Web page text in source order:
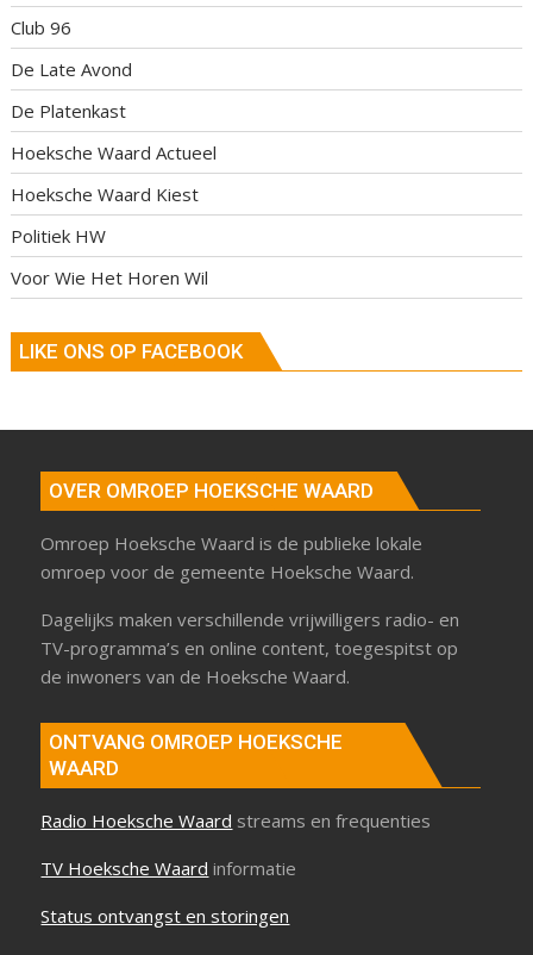
Club 96
De Late Avond
De Platenkast
Hoeksche Waard Actueel
Hoeksche Waard Kiest
Politiek HW
Voor Wie Het Horen Wil
LIKE ONS OP FACEBOOK
OVER OMROEP HOEKSCHE WAARD
Omroep Hoeksche Waard is de publieke lokale
omroep voor de gemeente Hoeksche Waard.
Dagelijks maken verschillende vrijwilligers radio- en
TV-programma’s en online content, toegespitst op
de inwoners van de Hoeksche Waard.
ONTVANG OMROEP HOEKSCHE
WAARD
Radio Hoeksche Waard streams en frequenties
TV Hoeksche Waard informatie
Status ontvangst en storingen